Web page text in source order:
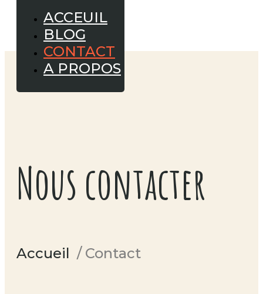
ACCEUIL
BLOG
CONTACT
A PROPOS
Nous contacter
Accueil / Contact